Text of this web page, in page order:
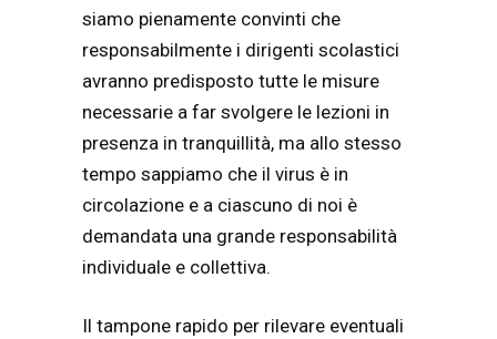
siamo pienamente convinti che
responsabilmente i dirigenti scolastici
avranno predisposto tutte le misure
necessarie a far svolgere le lezioni in
presenza in tranquillità, ma allo stesso
tempo sappiamo che il virus è in
circolazione e a ciascuno di noi è
demandata una grande responsabilità
individuale e collettiva.
Il tampone rapido per rilevare eventuali